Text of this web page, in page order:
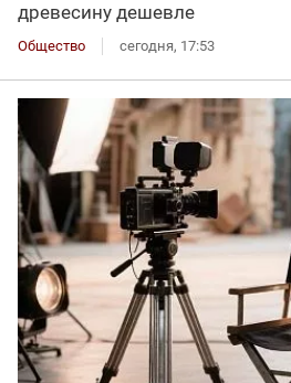
древесину дешевле
Общество сегодня, 17:53